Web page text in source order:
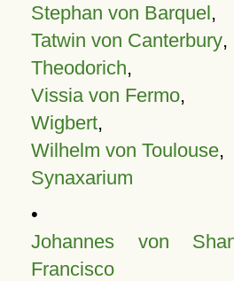
Stephan von Barquel,
Tatwin von Canterbury,
Theodorich,
Vissia von Fermo,
Wigbert,
Wilhelm von Toulouse,
Synaxarium
•
Johannes von
Francisco